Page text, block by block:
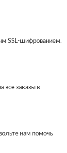
SSL-шифрованием.
все заказы в
нам помочь